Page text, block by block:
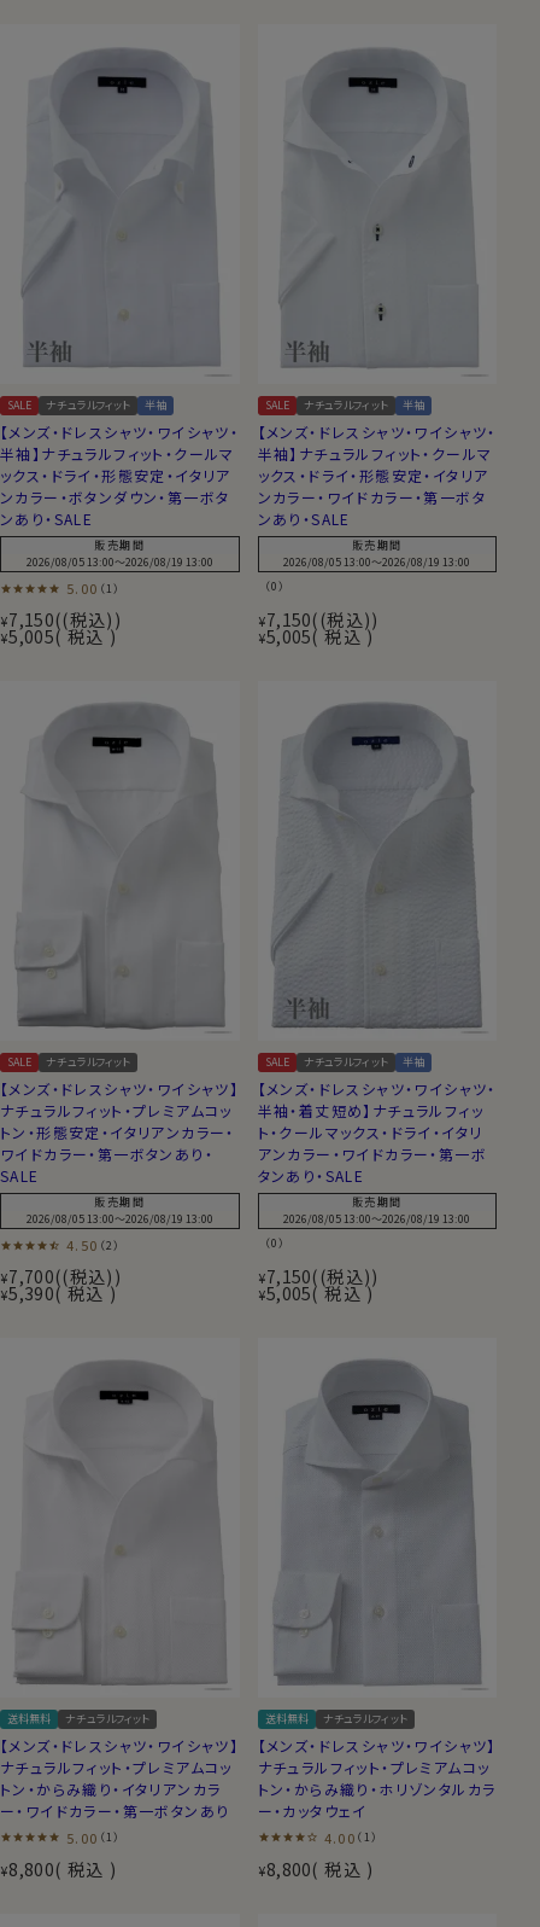
SALE ナチュラルフィット 半袖
【メンズ・ドレスシャツ・ワイシャツ・
半袖】ナチュラルフィット・クールマ
ックス・ドライ・形態安定・イタリア
ンカラー・ボタンダウン・第一ボタ
ンあり・SALE
販売期間
2026/08/05 13:00〜2026/08/19 13:00
5.00 （1）
¥7,150 (税込)
¥5,005 税込
SALE ナチュラルフィット 半袖
【メンズ・ドレスシャツ・ワイシャツ・
半袖】ナチュラルフィット・クールマ
ックス・ドライ・形態安定・イタリア
ンカラー・ワイドカラー・第一ボタ
ンあり・SALE
販売期間
2026/08/05 13:00〜2026/08/19 13:00
（0）
¥7,150 (税込)
¥5,005 税込
SALE ナチュラルフィット
【メンズ・ドレスシャツ・ワイシャツ】
ナチュラルフィット・プレミアムコッ
トン・形態安定・イタリアンカラー・
ワイドカラー・第一ボタンあり・
SALE
販売期間
2026/08/05 13:00〜2026/08/19 13:00
4.50 （2）
¥7,700 (税込)
¥5,390 税込
SALE ナチュラルフィット 半袖
【メンズ・ドレスシャツ・ワイシャツ・
半袖・着丈短め】ナチュラルフィッ
ト・クールマックス・ドライ・イタリ
アンカラー・ワイドカラー・第一ボ
タンあり・SALE
販売期間
2026/08/05 13:00〜2026/08/19 13:00
（0）
¥7,150 (税込)
¥5,005 税込
送料無料 ナチュラルフィット
【メンズ・ドレスシャツ・ワイシャツ】
ナチュラルフィット・プレミアムコッ
トン・からみ織り・イタリアンカラ
ー・ワイドカラー・第一ボタンあり
5.00 （1）
¥8,800 税込
送料無料 ナチュラルフィット
【メンズ・ドレスシャツ・ワイシャツ】
ナチュラルフィット・プレミアムコッ
トン・からみ織り・ホリゾンタルカラ
ー・カッタウェイ
4.00 （1）
¥8,800 税込